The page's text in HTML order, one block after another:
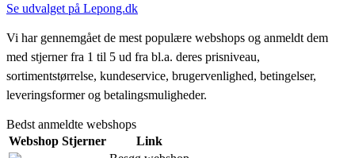
Se udvalget på Lepong.dk
Vi har gennemgået de mest populære webshops og anmeldt dem
med stjerner fra 1 til 5 ud fra bl.a. deres prisniveau,
sortimentstørrelse, kundeservice, brugervenlighed, betingelser,
leveringsformer og betalingsmuligheder.
Bedst anmeldte webshops
Webshop Stjerner
Link